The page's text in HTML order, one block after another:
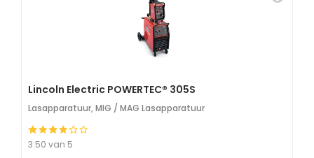
Lincoln Electric POWERTEC® 305S
Lasapparatuur, MIG / MAG Lasapparatuur
3.50 van 5